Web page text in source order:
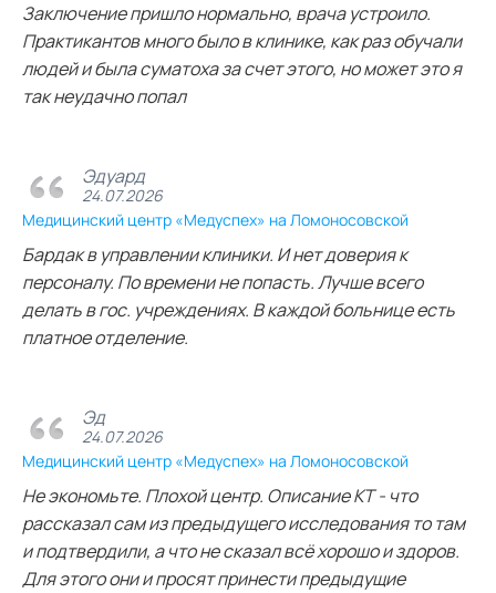
Заключение пришло нормально, врача устроило.
Практикантов много было в клинике, как раз обучали
людей и была суматоха за счет этого, но может это я
так неудачно попал
Эдуард
24.07.2026
Медицинский центр «Медуспех» на Ломоносовской
Бардак в управлении клиники. И нет доверия к
персоналу. По времени не попасть. Лучше всего
делать в гос. учреждениях. В каждой больнице есть
платное отделение.
Эд
24.07.2026
Медицинский центр «Медуспех» на Ломоносовской
Не экономьте. Плохой центр. Описание КТ - что
рассказал сам из предыдущего исследования то там
и подтвердили, а что не сказал всё хорошо и здоров.
Для этого они и просят принести предыдущие